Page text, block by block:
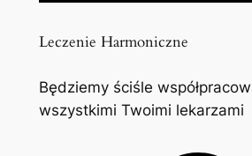
Leczenie Harmoniczne
Będziemy ściśle
wszystkimi Twoimi lekarzami